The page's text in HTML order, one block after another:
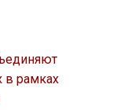
в рамках